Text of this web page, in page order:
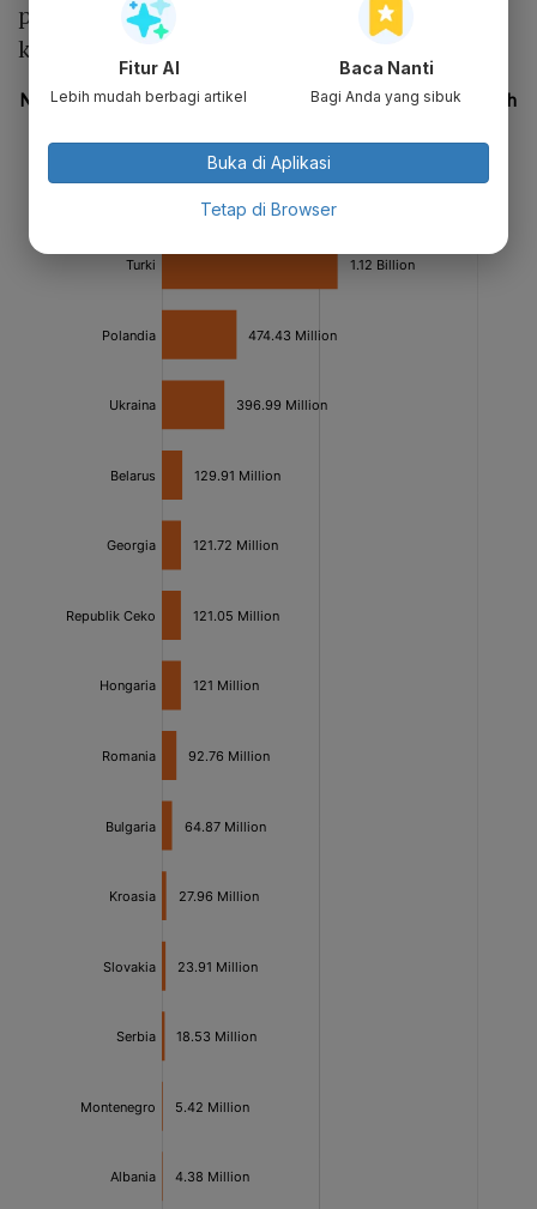
pasar EFTA tanpa dikenakan bea masuk,”
kata Wisnu.
Fitur AI
Lebih mudah berbagi artikel
Baca Nanti
Bagi Anda yang sibuk
Buka di Aplikasi
Tetap di Browser